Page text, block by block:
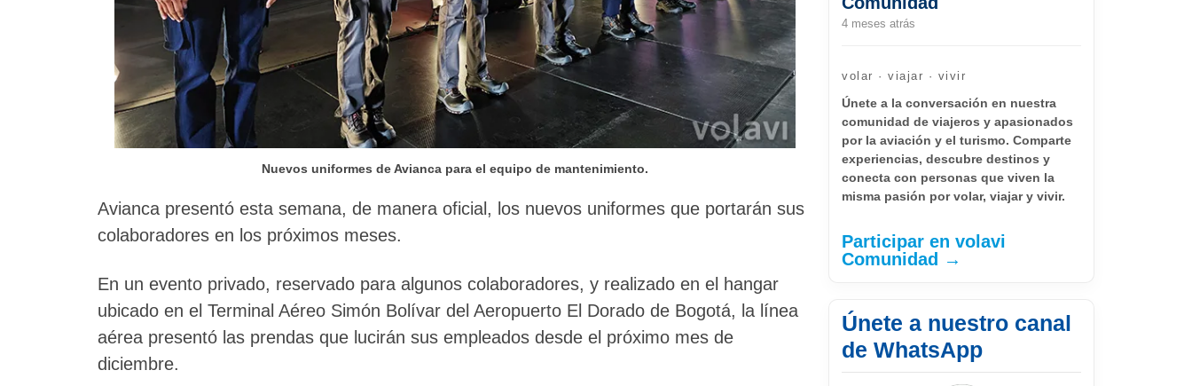
Nuevos uniformes de Avianca para el equipo de mantenimiento.
Avianca presentó esta semana, de manera oficial, los nuevos uniformes que portarán sus
colaboradores en los próximos meses.
En un evento privado, reservado para algunos colaboradores, y realizado en el hangar
ubicado en el Terminal Aéreo Simón Bolívar del Aeropuerto El Dorado de Bogotá, la línea
aérea presentó las prendas que lucirán sus empleados desde el próximo mes de
diciembre.
4 meses atrás
volar · viajar · vivir
Únete a la conversación en nuestra
comunidad de viajeros y apasionados
por la aviación y el turismo. Comparte
experiencias, descubre destinos y
conecta con personas que viven la
misma pasión por volar, viajar y vivir.
Participar en volavi
Comunidad →
Únete a nuestro canal
de WhatsApp